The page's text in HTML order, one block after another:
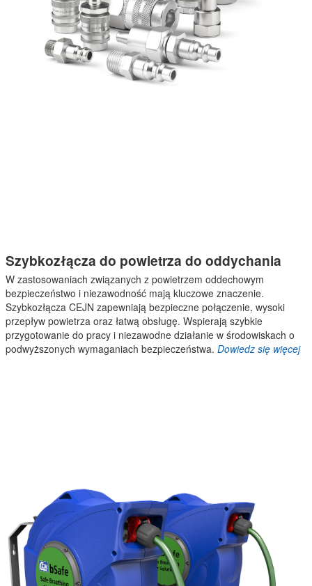
Szybkozłącza do powietrza do oddychania
W zastosowaniach związanych z powietrzem oddechowym
bezpieczeństwo i niezawodność mają kluczowe znaczenie.
Szybkozłącza CEJN zapewniają bezpieczne połączenie, wysoki
przepływ powietrza oraz łatwą obsługę. Wspierają szybkie
przygotowanie do pracy i niezawodne działanie w środowiskach o
podwyższonych wymaganiach bezpieczeństwa. Dowiedz się więcej